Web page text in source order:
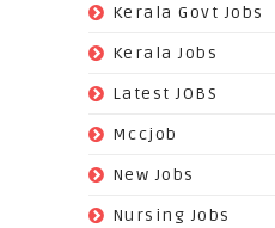
Kerala Govt Jobs
Kerala Jobs
Latest JOBS
Mccjob
New Jobs
Nursing Jobs